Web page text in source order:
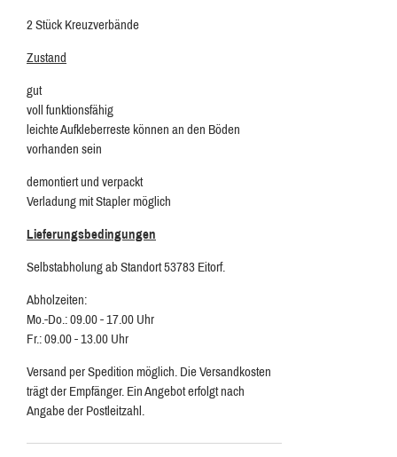
2 Stück Kreuzverbände
Zustand
gut
voll funktionsfähig
leichte Aufkleberreste können an den Böden
vorhanden sein
demontiert und verpackt
Verladung mit Stapler möglich
Lieferungsbedingungen
Selbstabholung ab Standort 53783 Eitorf.
Abholzeiten:
Mo.-Do.: 09.00 - 17.00 Uhr
Fr.: 09.00 - 13.00 Uhr
Versand per Spedition möglich. Die Versandkosten
trägt der Empfänger. Ein Angebot erfolgt nach
Angabe der Postleitzahl.